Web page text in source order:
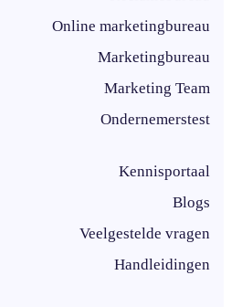
Online marketingbureau
Marketingbureau
Marketing Team
Ondernemerstest
Kennisportaal
Blogs
Veelgestelde vragen
Handleidingen